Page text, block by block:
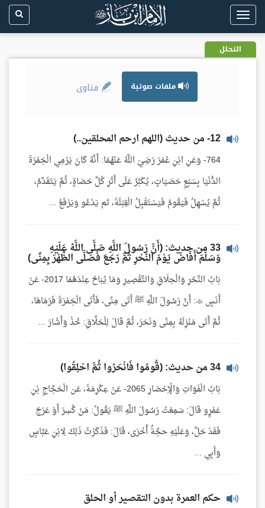
Toggle
navigation
التحلل
ملفات صوتية فتاوى
12- من حديث (اللهم ارحم المحلقين..)
764- وَعَنِ ابْنِ عُمَرَ رَضِيَ اللَّهُ عَنْهُمَا: أَنَّهُ كَانَ يَرْمِي الْجَمْرَةَ
الدُّنْيَا بِسَبْعِ حَصَيَاتٍ، يُكَبِّرُ عَلَى أَثَرِ كُلِّ حَصَاةٍ، ثُمَّ يَتَقَدَّمُ،
ثُمَّ يُسْهِلُ فَيَقُومُ فَيَسْتَقْبِلُ الْقِبْلَةَ، ثم يَدْعُو وَيَرْفَعُ ...
33 من حديث: (أَنَّ رَسُولَ اللَّهِ صَلَّى اللَّهُ عَلَيْهِ
وَسَلَّمَ أَفَاضَ يَوْمَ النَّحْرِ ثُمَّ رَجَعَ فَصَلَّى الظُّهْرَ بِمِنًى)
بَابُ النَّحْرِ وَالْحِلَاقِ وَالتَّقْصِيرِ وَمَا يُبَاحُ عِنْدَهُمَا 2017- عَنْ
أَنَسٍ : أَنَّ رَسُولَ اللَّهِ ﷺ أَتَى مِنًى، فَأَتَى الْجَمْرَةَ فَرَمَاهَا،
ثُمَّ أَتَى مَنْزِلَهُ بِمِنًى وَنَحَرَ، ثُمَّ قَالَ لِلْحَلَّاقِ: خُذْ وَأَشَارَ ...
34 من حديث: (قُومُوا فَانْحَرُوا ثُمَّ احْلِقُوا)
بَابُ الْفَوَاتِ وَالْإِحْصَارِ 2065- عَنْ عِكْرِمَةَ، عَن الْحَجَّاجِ بْنِ
عَمْرٍو قَالَ: سَمِعْتُ رَسُولَ اللَّهِ ﷺ يَقُولُ: مَنْ كُسِرَ أَوْ عَرَجَ
فَقَدْ حَلَّ، وَعَلَيْهِ حجَّةٌ أُخْرَى، قَالَ: فَذَكَرْتُ ذَلِكَ لِابْنِ عَبَّاسٍ
وَأَبِي ...
حكم العمرة بدون التقصير أو الحلق